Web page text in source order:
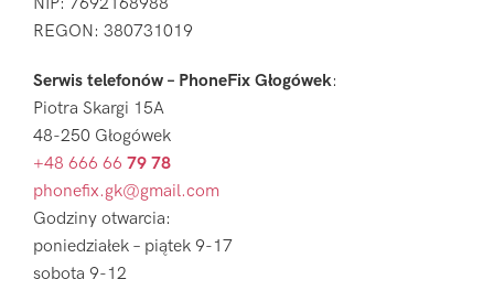
NIP: 7692168988
REGON: 380731019
Serwis telefonów – PhoneFix Głogówek:
Piotra Skargi 15A
48-250 Głogówek
+48 666 66 79 78
phonefix.gk@gmail.com
Godziny otwarcia:
poniedziałek – piątek 9-17
sobota 9-12